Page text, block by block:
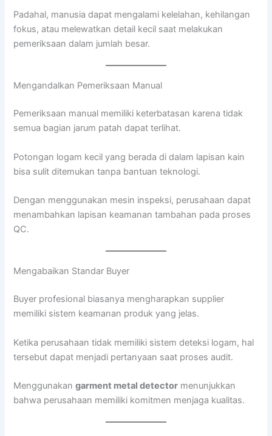
Padahal, manusia dapat mengalami kelelahan, kehilangan
fokus, atau melewatkan detail kecil saat melakukan
pemeriksaan dalam jumlah besar.
Mengandalkan Pemeriksaan Manual
Pemeriksaan manual memiliki keterbatasan karena tidak
semua bagian jarum patah dapat terlihat.
Potongan logam kecil yang berada di dalam lapisan kain
bisa sulit ditemukan tanpa bantuan teknologi.
Dengan menggunakan mesin inspeksi, perusahaan dapat
menambahkan lapisan keamanan tambahan pada proses
QC.
Mengabaikan Standar Buyer
Buyer profesional biasanya mengharapkan supplier
memiliki sistem keamanan produk yang jelas.
Ketika perusahaan tidak memiliki sistem deteksi logam, hal
tersebut dapat menjadi pertanyaan saat proses audit.
Menggunakangarment metal detector menunjukkan
bahwa perusahaan memiliki komitmen menjaga kualitas.